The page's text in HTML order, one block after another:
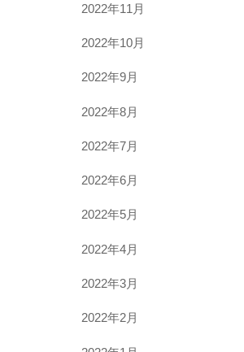
2022年11月
2022年10月
2022年9月
2022年8月
2022年7月
2022年6月
2022年5月
2022年4月
2022年3月
2022年2月